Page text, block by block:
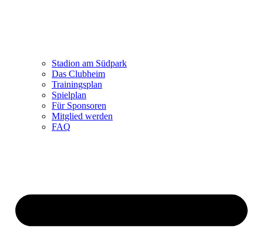
Stadion am Südpark
Das Clubheim
Trainingsplan
Spielplan
Für Sponsoren
Mitglied werden
FAQ